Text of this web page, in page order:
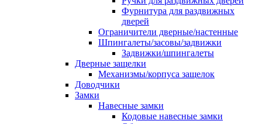
Фурнитура для раздвижных
дверей
Ограничители дверные/настенные
Шпингалеты/засовы/задвижки
Задвижки/шпингалеты
Дверные защелки
Механизмы/корпуса защелок
Доводчики
Замки
Навесные замки
Кодовые навесные замки